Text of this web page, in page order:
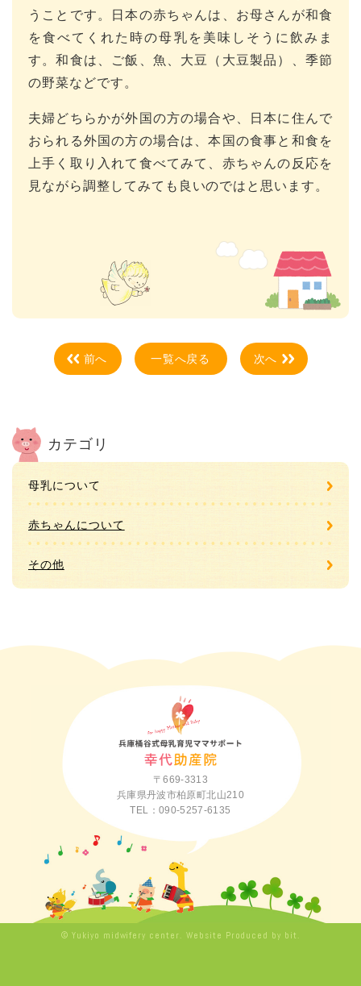
うことです。日本の赤ちゃんは、お母さんが和食
を食べてくれた時の母乳を美味しそうに飲みま
す。和食は、ご飯、魚、大豆（大豆製品）、季節
の野菜などです。
夫婦どちらかが外国の方の場合や、日本に住んで
おられる外国の方の場合は、本国の食事と和食を
上手く取り入れて食べてみて、赤ちゃんの反応を
見ながら調整してみても良いのではと思います。
前へ 一覧へ戻る 次へ
カテゴリ
母乳について
赤ちゃんについて
その他
〒669-3313
兵庫県丹波市柏原町北山210
TEL：090-5257-6135
© Yukiyo midwifery center. Website Produced by bit.